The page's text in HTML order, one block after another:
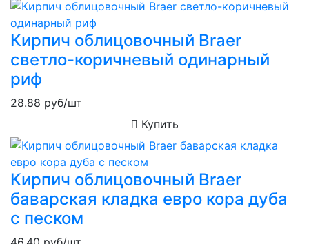
Кирпич облицовочный Braer
светло-коричневый одинарный
риф
28.88 руб/шт
Купить
Кирпич облицовочный Braer
баварская кладка евро кора дуба
с песком